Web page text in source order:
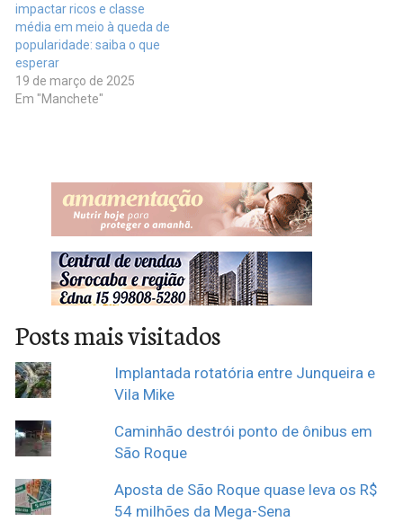
impactar ricos e classe
média em meio à queda de
popularidade: saiba o que
esperar
19 de março de 2025
Em "Manchete"
Posts mais visitados
Implantada rotatória entre Junqueira e
Vila Mike
Caminhão destrói ponto de ônibus em
São Roque
Aposta de São Roque quase leva os R$
54 milhões da Mega-Sena